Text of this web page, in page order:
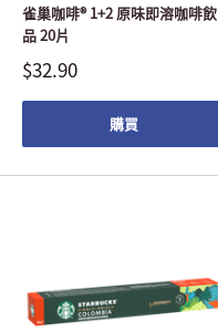
雀巢咖啡® 1+2 原味即溶咖啡飲
品 20片
$32.90
購買